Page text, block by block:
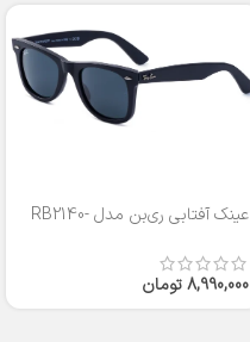
عینک آفتابی ری‌بن مدل RB2140-
8,990,000تومان